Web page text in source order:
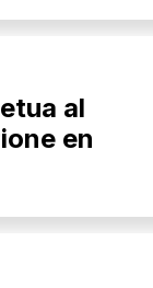
al
en